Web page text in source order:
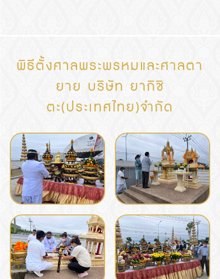
พิธีตั้งศาลพระพรหมและศาลตา
ยาย บริษัท ยากิชิ
ตะ(ประเทศไทย)จำกัด